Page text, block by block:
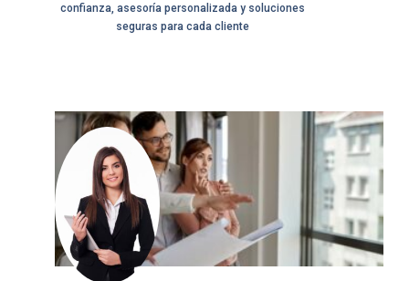
confianza, asesoría personalizada y soluciones
seguras para cada cliente